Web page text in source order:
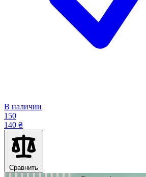
В наличии
150
140 ₴
Сравнить